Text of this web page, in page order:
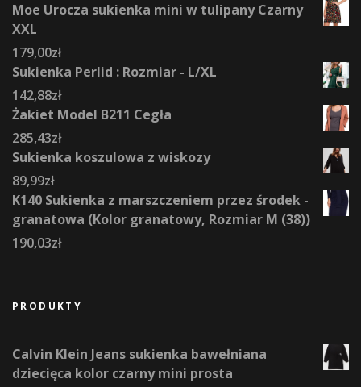
Moe Urocza sukienka mini w tulipany Czarny
XXL
179,00zł
Sukienka Perlid : Rozmiar - L/XL
142,88zł
Żakiet Model B211 Cegła
285,43zł
Sukienka koszulowa z wiskozy
89,99zł
K140 Sukienka z marszczeniem przez środek -
granatowa (Kolor granatowy, Rozmiar M (38))
190,03zł
PRODUKTY
Calvin Klein Jeans sukienka bawełniana
dziecięca kolor czarny mini prosta